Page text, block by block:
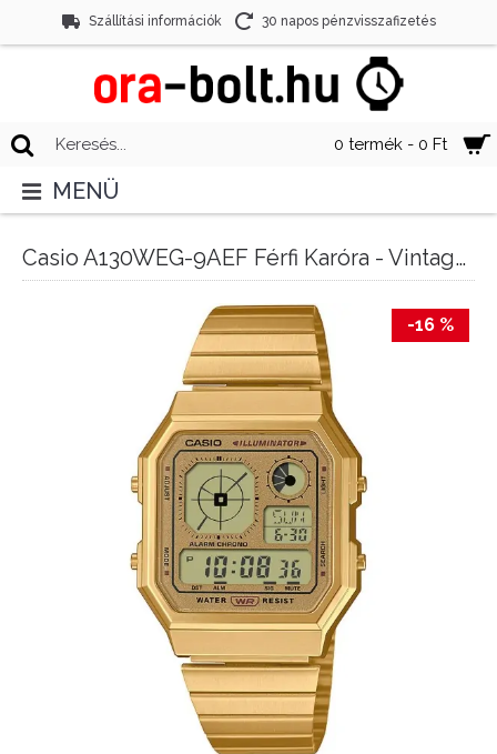
Szállítási információk 30 napos pénzvisszafizetés
0 termék - 0 Ft
MENÜ
Casio A130WEG-9AEF Férfi Karóra - Vintage Edgy
-16 %